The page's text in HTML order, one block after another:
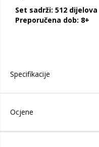
Set sadrži: 512 dijelova
Preporučena dob: 8+
Specifikacije
Ocjene